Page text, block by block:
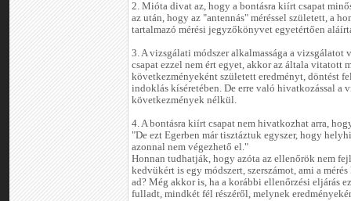
2. Mióta divat az, hogy a bontásra kiírt csapat
az után, hogy az "antennás" méréssel született, a
tartalmazó mérési jegyzőkönyvet egyetértően
3. A vizsgálati módszer alkalmassága a vizsgálatot
csapat ezzel nem ért egyet, akkor az általa vitatott
következményeként született eredményt, döntést
indoklás kíséretében. De erre való hivatkozással a
következmények nélkül.
4. A bontásra kiírt csapat nem hivatkozhat arra,
"De ezt Egerben már tisztáztuk egyszer, hogy
azonnal nem végezhető el."
Honnan tudhatják, hogy azóta az ellenőrök nem
kedvükért is egy módszert, szerszámot, ami a
ad? Még akkor is, ha a korábbi ellenőrzési eljárás
fulladt, mindkét fél részéről, melynek